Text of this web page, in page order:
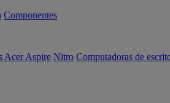
Componentes
Acer Aspire Nitro Computadoras de